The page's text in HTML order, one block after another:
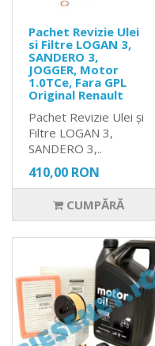
Pachet Revizie Ulei
si Filtre LOGAN 3,
SANDERO 3,
JOGGER, Motor
1.0TCe, Fara GPL
Original Renault
Pachet Revizie Ulei și
Filtre LOGAN 3,
SANDERO 3,..
410,00 RON
CUMPĂRĂ